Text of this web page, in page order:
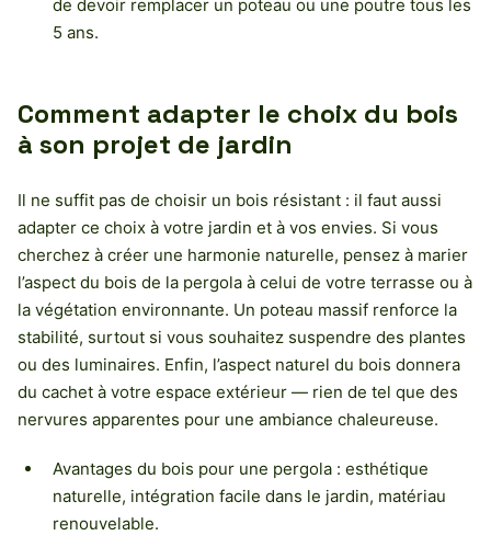
de devoir remplacer un poteau ou une poutre tous les
5 ans.
Comment adapter le choix du bois
à son projet de jardin
Il ne suffit pas de choisir un bois résistant : il faut aussi
adapter ce choix à votre jardin et à vos envies. Si vous
cherchez à créer une harmonie naturelle, pensez à marier
l’aspect du bois de la pergola à celui de votre terrasse ou à
la végétation environnante. Un poteau massif renforce la
stabilité, surtout si vous souhaitez suspendre des plantes
ou des luminaires. Enfin, l’aspect naturel du bois donnera
du cachet à votre espace extérieur — rien de tel que des
nervures apparentes pour une ambiance chaleureuse.
Avantages du bois pour une pergola : esthétique
naturelle, intégration facile dans le jardin, matériau
renouvelable.